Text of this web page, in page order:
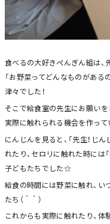
食べるの大好きぺんぎん組は
「お野菜ってどんなものがある
津々でした！
そこで給食室の先生にお願いを
実際に触れられる機会を作って
にんじんを見ると、「先生！じ
れたり、セロリに触れた時には
子どもたちでした☆
給食の時間には野菜に触れ、
たち（＾＾）
これからも実際に触れたり、